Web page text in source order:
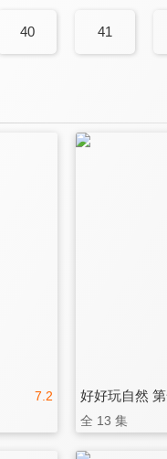
40 41
7.2 好好玩自然
全 13 集